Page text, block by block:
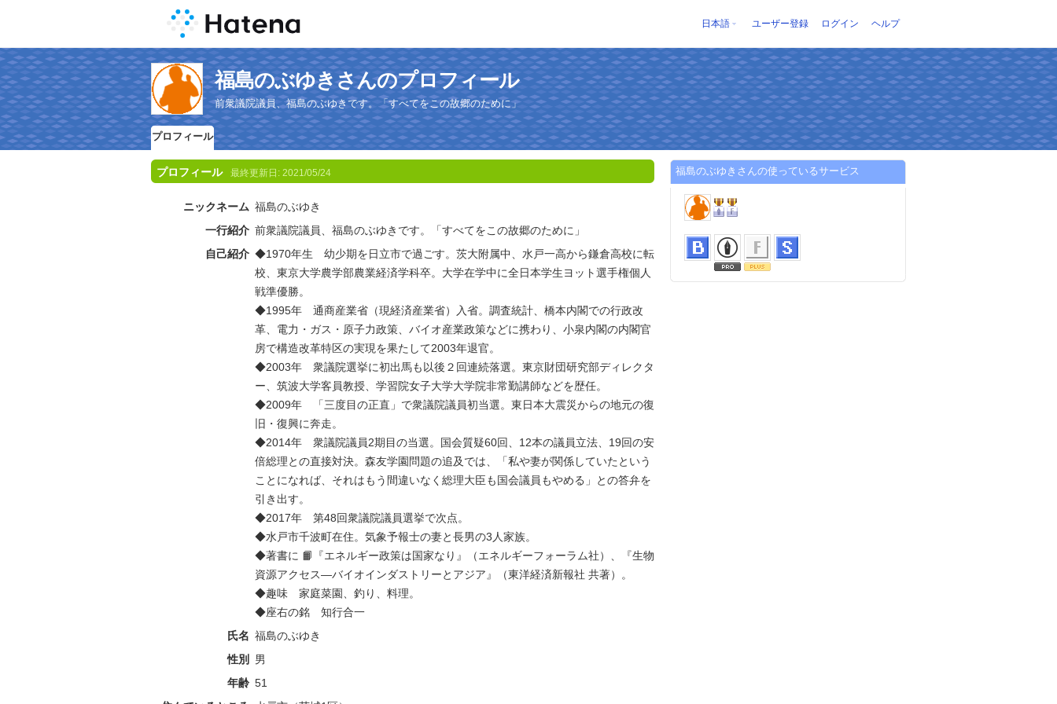
日本語 ユーザー登録 ログイン ヘルプ
福島のぶゆきさんのプロフィール
前衆議院議員、福島のぶゆきです。「すべてをこの故郷のために」
プロフィール
プロフィール 最終更新日: 2021/05/24
ニックネーム 福島のぶゆき
一行紹介 前衆議院議員、福島のぶゆきです。「すべてをこの故郷のために」
自己紹介 ◆1970年生 幼少期を日立市で過ごす。茨大附属中、水戸一高から鎌倉高校に転
校、東京大学農学部農業経済学科卒。大学在学中に全日本学生ヨット選手権個人
戦準優勝。
◆1995年 通商産業省（現経済産業省）入省。調査統計、橋本内閣での行政改
革、電力・ガス・原子力政策、バイオ産業政策などに携わり、小泉内閣の内閣官
房で構造改革特区の実現を果たして2003年退官。
◆2003年 衆議院選挙に初出馬も以後２回連続落選。東京財団研究部ディレクタ
ー、筑波大学客員教授、学習院女子大学大学院非常勤講師などを歴任。
◆2009年 「三度目の正直」で衆議院議員初当選。東日本大震災からの地元の復
旧・復興に奔走。
◆2014年 衆議院議員2期目の当選。国会質疑60回、12本の議員立法、19回の安
倍総理との直接対決。森友学園問題の追及では、「私や妻が関係していたという
ことになれば、それはもう間違いなく総理大臣も国会議員もやめる」との答弁を
引き出す。
◆2017年 第48回衆議院議員選挙で次点。
◆水戸市千波町在住。気象予報士の妻と長男の3人家族。
◆著書に 📙『エネルギー政策は国家なり』（エネルギーフォーラム社）、『生物
資源アクセス―バイオインダストリーとアジア』（東洋経済新報社 共著）。
◆趣味 家庭菜園、釣り、料理。
◆座右の銘 知行合一
氏名 福島のぶゆき
性別
男
年齢 51
福島のぶゆきさんの使っているサービス